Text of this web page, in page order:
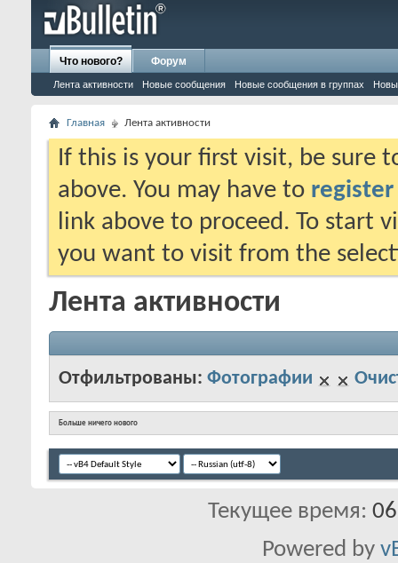
Что нового?
Лента активности Новые сообщения Новые сообщения в группах
Форум
Главная Лента активности
If this is your first visit, be sure
above. You may have to register
link above to proceed. To start
you want to visit from the
Лента активности
Отфильтрованы: Фотографии
Больше ничего нового
Текущее время:
Powered by